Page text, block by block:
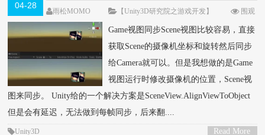
04-28
机雨松MOMO 【Unity3D研究院之游戏开发】
围观
9012次
留下评论
Game视图同步Scene视图比较容易，直接
获取Scene的摄像机坐标和旋转然后同步
给Camera就可以。但是我想做的是Game
视图运行时修改摄像机的位置，Scene视
图来同步。 Unity给的一个解决方案是SceneView.AlignViewToObject
但是会有延迟，无法做到每帧同步，后来翻....
Read More
Unity3D